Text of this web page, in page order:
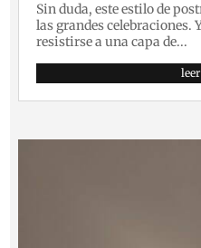
Sin duda, este estilo de
las grandes celebraciones.
resistirse a una capa de...